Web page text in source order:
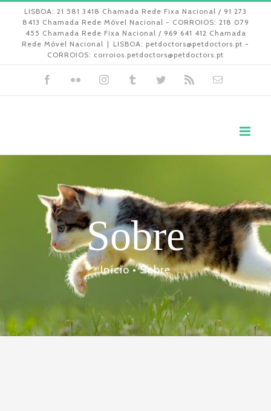
content
LISBOA: 21 581 3418 Chamada Rede Fixa Nacional / 91 273
8413 Chamada Rede Móvel Nacional - CORROIOS: 218 079
455 Chamada Rede Fixa Nacional / 969 641 412 Chamada
Rede Móvel Nacional | LISBOA: petdoctors@petdoctors.pt -
CORROIOS: corroios.petdoctors@petdoctors.pt
FacebookFlickr InstagramTumblrTwitter
Email
mas
Sobre
Início • Sobre